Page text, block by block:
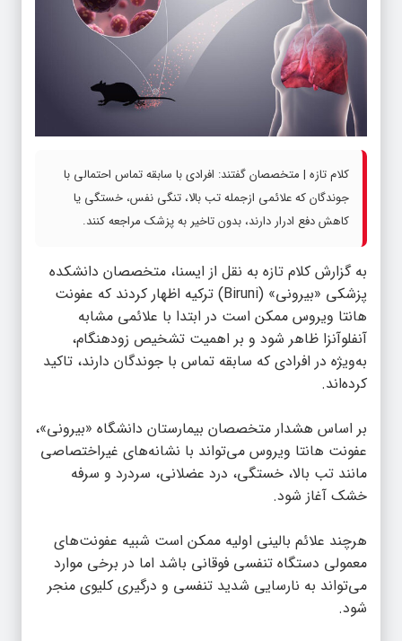
کلام تازه | متخصصان گفتند: افرادی با سابقه تماس احتمالی با
جوندگان که علائمی ازجمله تب بالا، تنگی نفس، خستگی یا
کاهش دفع ادرار دارند، بدون تاخیر به پزشک مراجعه کنند.
به گزارش کلام تازه به نقل از ایسنا، متخصصان دانشکده
پزشکی «بیرونی» (Biruni) ترکیه اظهار کردند که عفونت
هانتا ویروس ممکن است در ابتدا با علائمی مشابه
آنفلوآنزا ظاهر شود و بر اهمیت تشخیص زودهنگام،
به‌ویژه در افرادی که سابقه تماس با جوندگان دارند، تاکید
کرده‌اند.
بر اساس هشدار متخصصان بیمارستان دانشگاه «بیرونی»،
عفونت هانتا ویروس می‌تواند با نشانه‌های غیراختصاصی
مانند تب بالا، خستگی، درد عضلانی، سردرد و سرفه
خشک آغاز شود.
هرچند علائم بالینی اولیه ممکن است شبیه عفونت‌های
معمولی دستگاه تنفسی فوقانی باشد اما در برخی موارد
می‌تواند به نارسایی شدید تنفسی و درگیری کلیوی منجر
شود.